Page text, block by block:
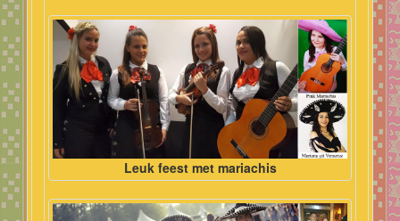
Leuk feest met mariachis